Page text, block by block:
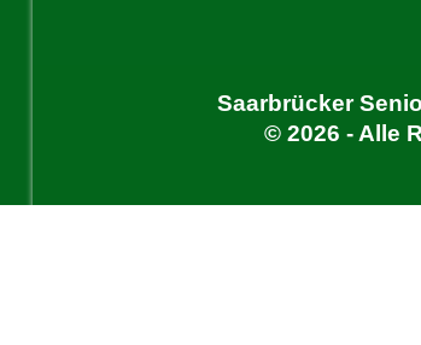
Saarbrücker
© 2026 - Alle